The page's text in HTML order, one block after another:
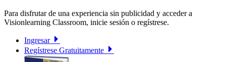
Para disfrutar de una experiencia sin publicidad y acceder a
Visionlearning Classroom, inicie sesión o regístrese.
Ingresar
Regístrese Gratuitamente